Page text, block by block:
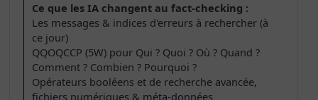
Ce que les IA changent au fact-checking :
Les messages & indices d'erreurs à rechercher (à
ce jour)
QQOQCCP (5W) pour Qui ? Quoi ? Où ? Quand ?
Comment ? Combien ? Pourquoi ?
Opérateurs booléens et de recherche avancée,
fichiers numériques & méta-données